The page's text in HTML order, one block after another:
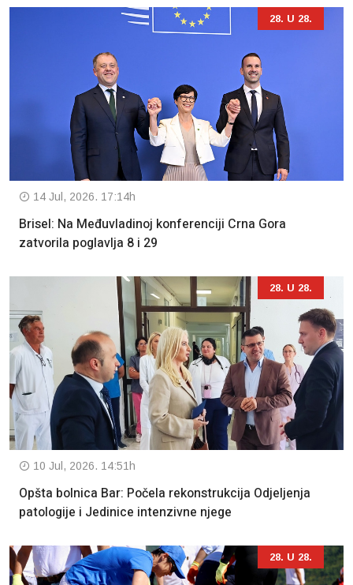
28. U 28.
14 Jul, 2026. 17:14h
Brisel: Na Međuvladinoj konferenciji Crna Gora
zatvorila poglavlja 8 i 29
28. U 28.
10 Jul, 2026. 14:51h
Opšta bolnica Bar: Počela rekonstrukcija Odjeljenja
patologije i Jedinice intenzivne njege
28. U 28.